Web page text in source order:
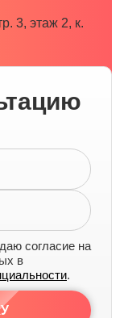
3, этаж 2, к.
согласие на
в
.